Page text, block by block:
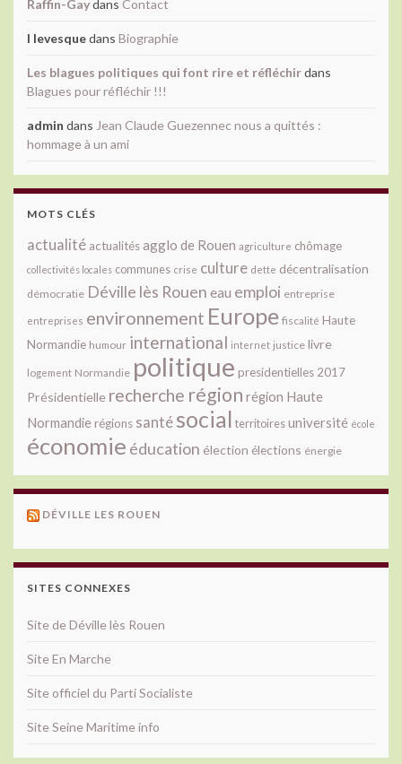
Raffin-Gaydans Contact
l levesquedans Biographie
Les blagues politiques qui font rire et réfléchirdans
Blagues pour réfléchir !!!
admin dans Jean Claude Guezennec nous a quittés :
hommage à un ami
MOTS CLÉS
actualité actualitésagglo de Rouen agriculture chômage
collectivités locales communes crise culture dette décentralisation
démocratie Déville lès Rouen eau emploi entreprise
entreprises environnement Europe fiscalité Haute
Normandie humour international internet justice livre
logement Normandie politique presidentielles 2017
Présidentielle recherche région région Haute
Normandie régions santésocial territoiresuniversité école
économie éducation élection élections énergie
DÉVILLE LES ROUEN
SITES CONNEXES
Site de Déville lès Rouen
Site En Marche
Site officiel du Parti Socialiste
Site Seine Maritime info